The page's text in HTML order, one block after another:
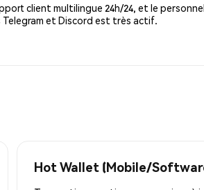
client multilingue 24h/24, et le
Telegram et Discord est très actif.
Hot Wallet (Mobile/